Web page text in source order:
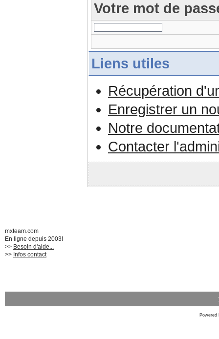
Votre mot de
Liens utiles
Récupération
Enregistrer un
Notre
Contacter
mxteam.com
En ligne depuis 2003!
>> Besoin d'aide...
>> Infos contact